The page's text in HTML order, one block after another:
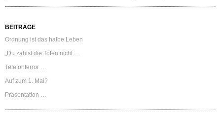
BEITRÄGE
Ordnung ist das halbe Leben
„Du zählst die Toten nicht …
Telefonterror …
Auf zum 1. Mai?
Präsentation …